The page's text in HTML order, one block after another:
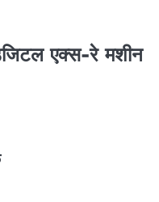
एक्स-रे मशीन